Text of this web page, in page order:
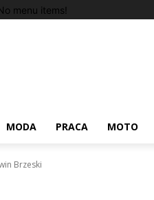
menu items!
MODA PRACA MOTO
Brzeski